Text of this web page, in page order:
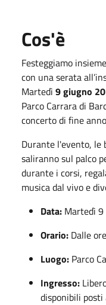
Cos'è
Festeggiamo
con una serata
Martedì 9 giugno
Parco Carrara di
concerto di fine
Durante l'evento, le
saliranno sul palco
durante i corsi,
musica dal vivo e
Data: Martedì
Orario: Dalle
Luogo: Parco
Ingresso:
disponibili posti